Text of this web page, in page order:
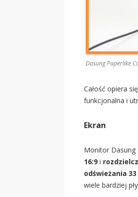
Dasung Paperlike
Całość opiera
funkcjonalna i
Ekran
Monitor Dasung
16:9 i
odświeżania 33
wiele bardziej